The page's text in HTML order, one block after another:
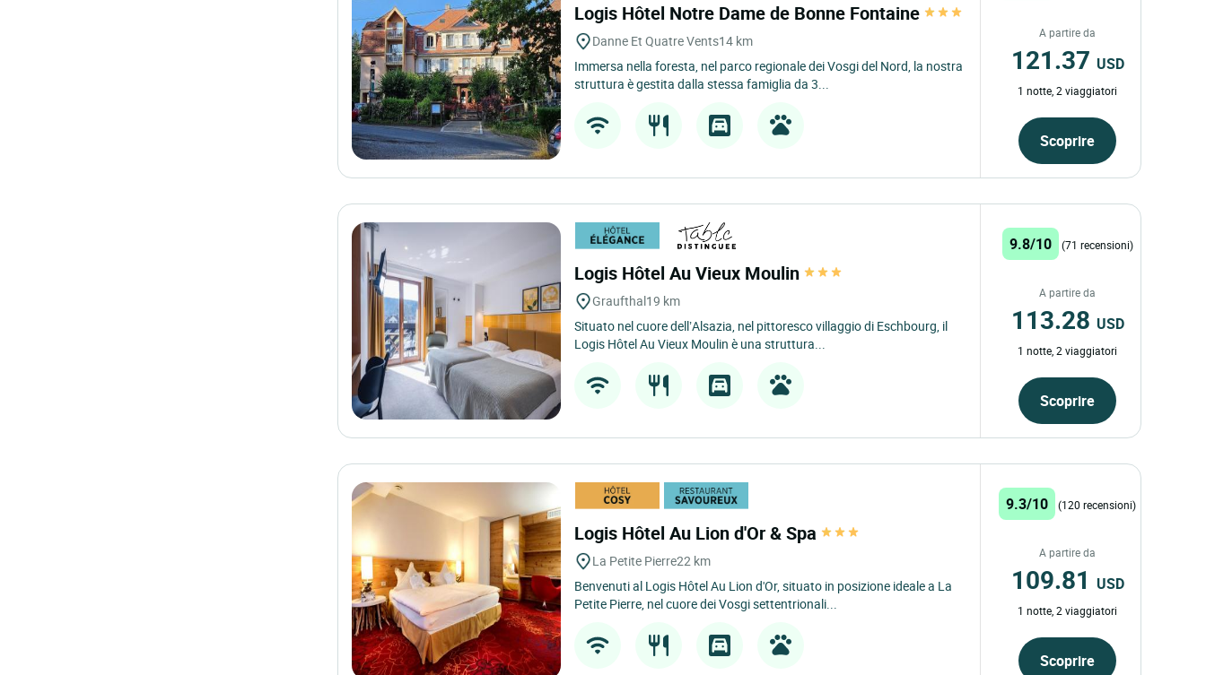
Logis Hôtel Notre Dame de Bonne Fontaine
Danne Et Quatre Vents14 km
Immersa nella foresta, nel parco regionale dei Vosgi del Nord, la nostra
struttura è gestita dalla stessa famiglia da 3...
A partire da
121.37 USD
1 notte, 2 viaggiatori
Scoprire
Logis Hôtel Au Vieux Moulin
Graufthal19 km
Situato nel cuore dell’Alsazia, nel pittoresco villaggio di Eschbourg, il
Logis Hôtel Au Vieux Moulin è una struttura...
9.8/10 (71 recensioni)
A partire da
113.28 USD
1 notte, 2 viaggiatori
Scoprire
Logis Hôtel Au Lion d'Or & Spa
La Petite Pierre22 km
Benvenuti al Logis Hôtel Au Lion d'Or, situato in posizione ideale a La
Petite Pierre, nel cuore dei Vosgi settentrionali...
9.3/10 (120 recensioni)
A partire da
109.81 USD
1 notte, 2 viaggiatori
Scoprire